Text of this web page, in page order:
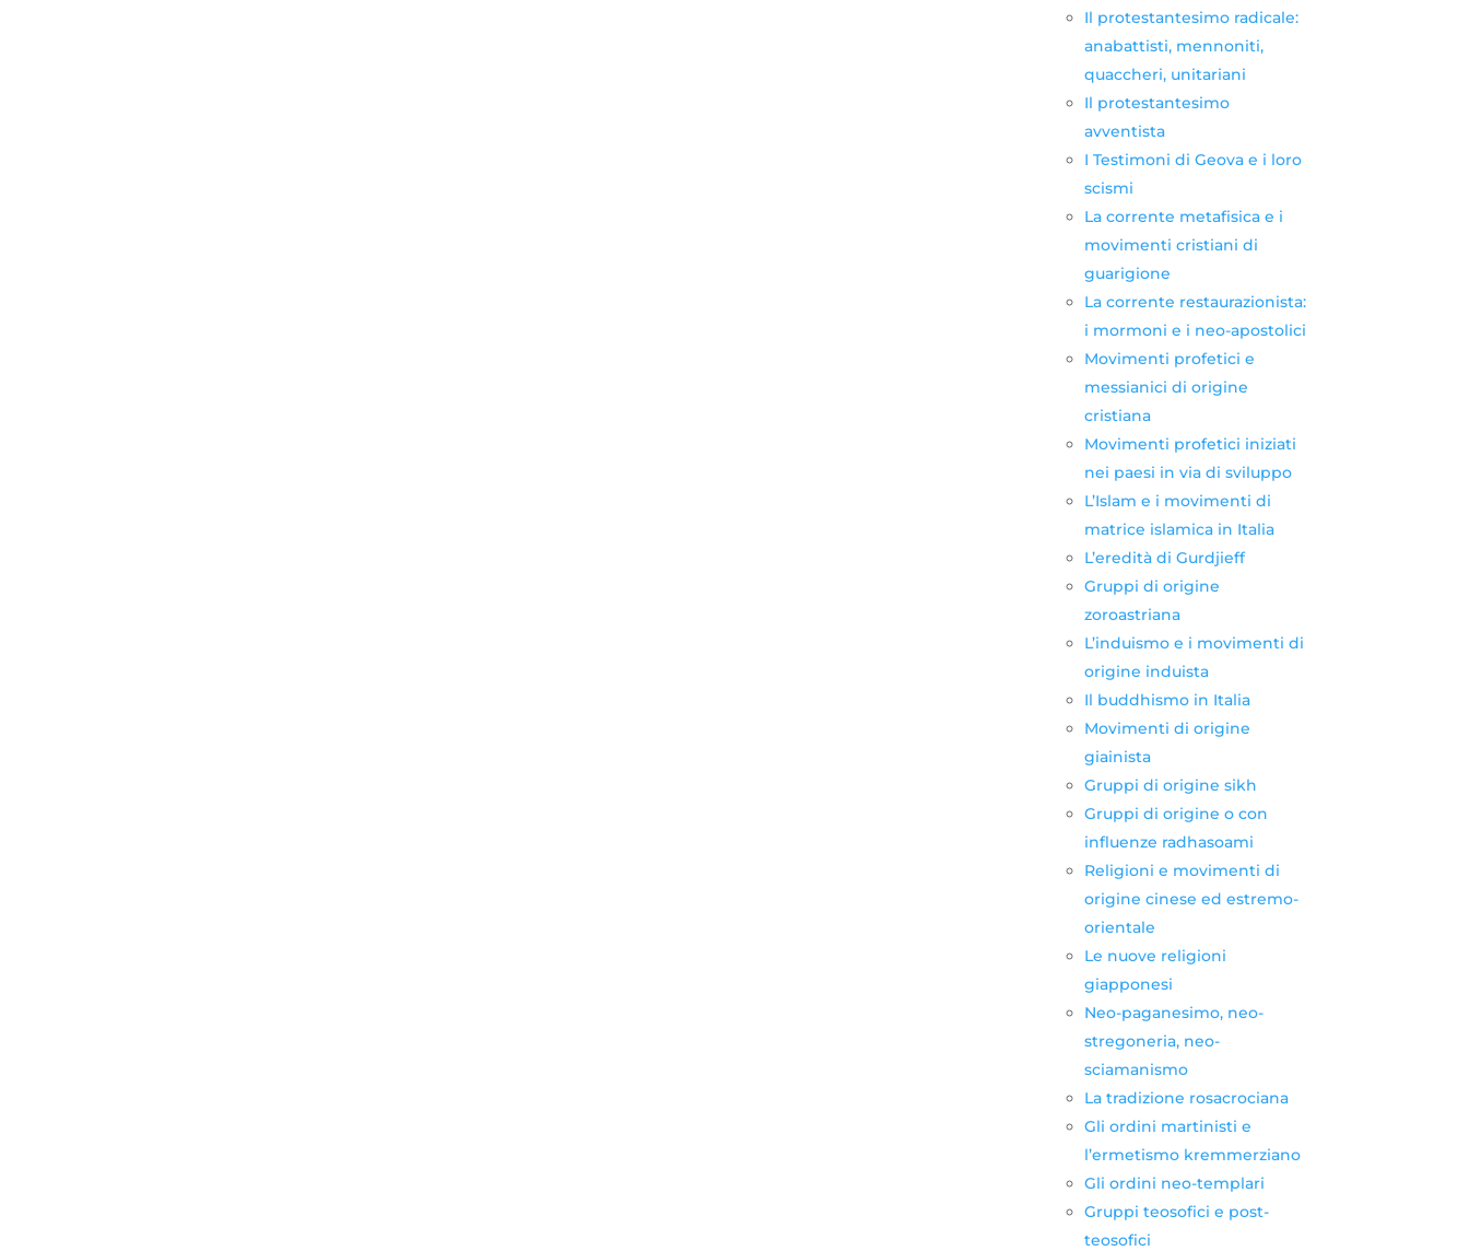
Il protestantesimo radicale:
anabattisti, mennoniti,
quaccheri, unitariani
Il protestantesimo
avventista
I Testimoni di Geova e i loro
scismi
La corrente metafisica e i
movimenti cristiani di
guarigione
La corrente restaurazionista:
i mormoni e i neo-apostolici
Movimenti profetici e
messianici di origine
cristiana
Movimenti profetici iniziati
nei paesi in via di sviluppo
L’Islam e i movimenti di
matrice islamica in Italia
L’eredità di Gurdjieff
Gruppi di origine
zoroastriana
L’induismo e i movimenti di
origine induista
Il buddhismo in Italia
Movimenti di origine
giainista
Gruppi di origine sikh
Gruppi di origine o con
influenze radhasoami
Religioni e movimenti di
origine cinese ed estremo-
orientale
Le nuove religioni
giapponesi
Neo-paganesimo, neo-
stregoneria, neo-
sciamanismo
La tradizione rosacrociana
Gli ordini martinisti e
l’ermetismo kremmerziano
Gli ordini neo-templari
Gruppi teosofici e post-
teosofici